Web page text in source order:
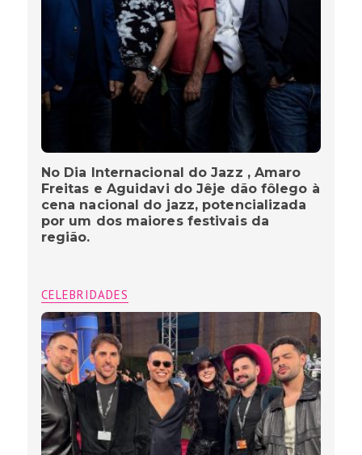
No Dia Internacional do Jazz , Amaro
Freitas e Aguidavi do Jêje dão fôlego à
cena nacional do jazz, potencializada
por um dos maiores festivais da
região.
CELEBRIDADES